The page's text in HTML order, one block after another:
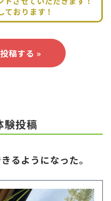
おります！
稿する »
験投稿
るようになった。